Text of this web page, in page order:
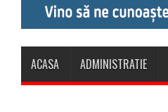
ACASA ADMINISTRATIE